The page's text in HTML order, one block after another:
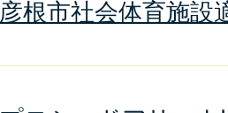
彦根市社会体育施設